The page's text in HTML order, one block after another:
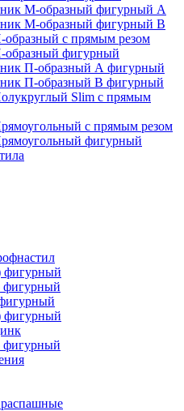
М-образный фигурный A
М-образный фигурный B
с прямым резом
фигурный
П-образный А фигурный
П-образный В фигурный
Slim с прямым
с прямым резом
фигурный
фигурный
фигурный